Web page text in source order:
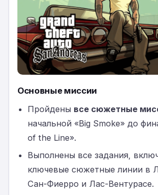
Основные миссии
Пройдены все сюжетные
начальной «Big Smoke» до
of the Line».
Выполнены все задания,
ключевые сюжетные линии в
Сан-Фиерро и Лас-Вентурасе.